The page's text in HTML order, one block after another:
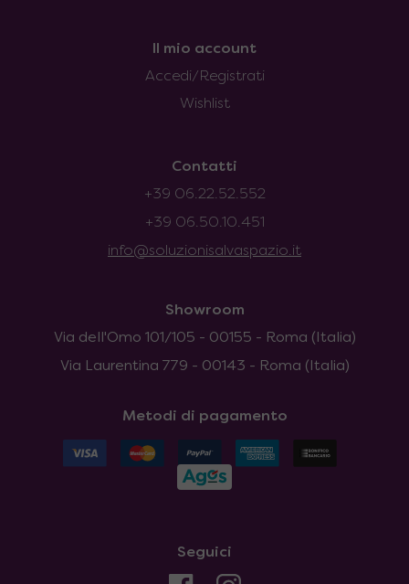
Il mio account
Accedi/Registrati
Wishlist
Contatti
+39 06.22.52.552
+39 06.50.10.451
info@soluzionisalvaspazio.it
Showroom
Via dell'Omo 101/105 - 00155 - Roma (Italia)
Via Laurentina 779 - 00143 - Roma (Italia)
Metodi di pagamento
Seguici